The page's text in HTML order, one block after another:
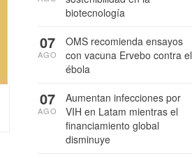
biotecnología
OMS recomienda ensayos
con vacuna Ervebo contra el
ébola
07
AGO
Aumentan infecciones por
VIH en Latam mientras el
financiamiento global
disminuye
07
AGO